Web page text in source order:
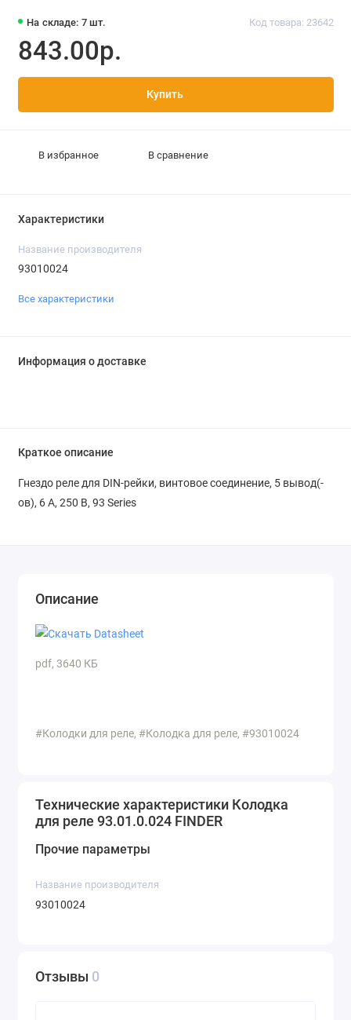
На складе: 7 шт. Код товара: 23642
843.00р.
Купить
В избранное В сравнение
Характеристики
Название производителя
93010024
Все характеристики
Информация о доставке
Краткое описание
Гнездо реле для DIN-рейки, винтовое соединение, 5 вывод(-
ов), 6 А, 250 В, 93 Series
Описание
pdf, 3640 КБ
#Колодки для реле, #Колодка для реле, #93010024
Технические характеристики Колодка
для реле 93.01.0.024 FINDER
Прочие параметры
Название производителя
93010024
Отзывы 0